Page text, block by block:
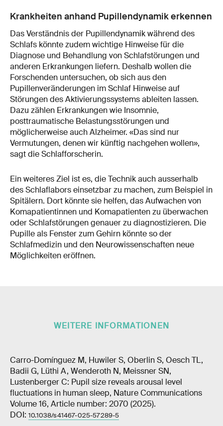
Krankheiten anhand Pupillendynamik erkennen
Das Verständnis der Pupillendynamik während des
Schlafs könnte zudem wichtige Hinweise für die
Diagnose und Behandlung von Schlafstörungen und
anderen Erkrankungen liefern. Deshalb wollen die
Forschenden untersuchen, ob sich aus den
Pupillenveränderungen im Schlaf Hinweise auf
Störungen des Aktivierungssystems ableiten lassen.
Dazu zählen Erkrankungen wie Insomnie,
posttraumatische Belastungsstörungen und
möglicherweise auch Alzheimer. «Das sind nur
Vermutungen, denen wir künftig nachgehen wollen»,
sagt die Schlafforscherin.
Ein weiteres Ziel ist es, die Technik auch ausserhalb
des Schlaflabors einsetzbar zu machen, zum Beispiel in
Spitälern. Dort könnte sie helfen, das Aufwachen von
Komapatientinnen und Komapatienten zu überwachen
oder Schlafstörungen genauer zu diagnostizieren. Die
Pupille als Fenster zum Gehirn könnte so der
Schlafmedizin und den Neurowissenschaften neue
Möglichkeiten eröffnen.
WEITERE INFORMATIONEN
Carro-Domínguez M, Huwiler S, Oberlin S, Oesch TL,
Badii G, Lüthi A, Wenderoth N, Meissner SN,
Lustenberger C: Pupil size reveals arousal level
fluctuations in human sleep, Nature Communications
Volume 16, Article number: 2070 (2025).
DOI: 10.1038/s41467-025-57289-5